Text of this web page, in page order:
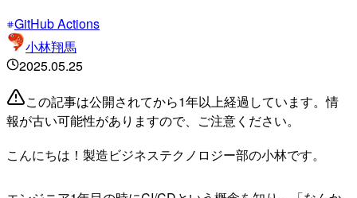
GitHub Actions
小林翔馬
2025.05.25
この記事は公開されてから1年以上経過しています。情
報が古い可能性がありますので、ご注意ください。
こんにちは！製造ビジネステクノロジー部の小林です。